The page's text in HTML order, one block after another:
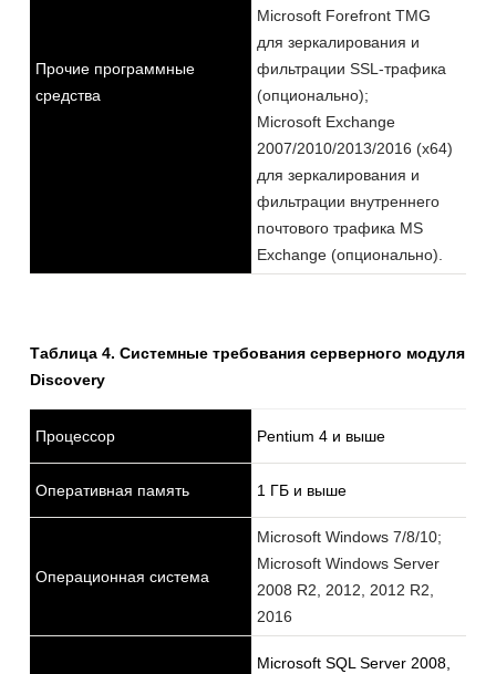
Прочие программные
средства
Microsoft Forefront TMG
для зеркалирования и
фильтрации SSL-трафика
(опционально);
Microsoft Exchange
2007/2010/2013/2016 (x64)
для зеркалирования и
фильтрации внутреннего
почтового трафика MS
Exchange (опционально).
Таблица 4. Системные требования серверного модуля
Discovery
Процессор Pentium 4 и выше
Оперативная память 1 ГБ и выше
Операционная система
Microsoft Windows 7/8/10;
Microsoft Windows Server
2008 R2, 2012, 2012 R2,
2016
Microsoft SQL Server 2008,